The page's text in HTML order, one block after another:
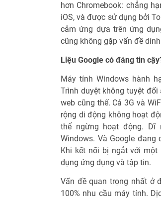
hơn Chromebook: chẳng
iOS, và được sử dụng bởi
cảm ứng dựa trên ứng
cũng không gặp vấn đề
Liệu Google có đáng tin
Máy tính Windows hành
Trình duyệt không tuyệt
web cũng thế. Cả 3G và
rộng di động không hoạt
thể ngừng hoạt động. Dĩ
Windows. Và Google đang
Khi kết nối bị ngắt với
dụng ứng dụng và tập tin.
Vấn đề quan trọng nhất ở
100% nhu cầu máy tính.